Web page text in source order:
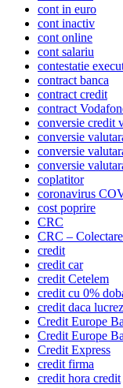
cont in euro
cont inactiv
cont online
cont salariu
contestatie
contract banca
contract credit
contract
conversie credit
conversie
conversie
conversie
coplatitor
coronavirus
cost poprire
CRC
CRC –
credit
credit car
credit Cetelem
credit cu 0%
credit daca
Credit Europe
Credit Europe
Credit Express
credit firma
credit hora credit